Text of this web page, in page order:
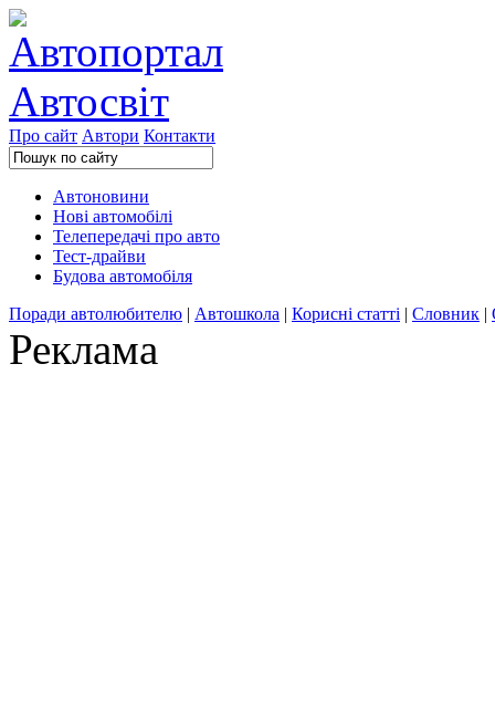
Про сайт Автори Контакти
Автоновини
Нові автомобілі
Телепередачі про авто
Тест-драйви
Будова автомобіля
Поради автолюбителю | Автошкола | Корисні статті | Словник |
Реклама